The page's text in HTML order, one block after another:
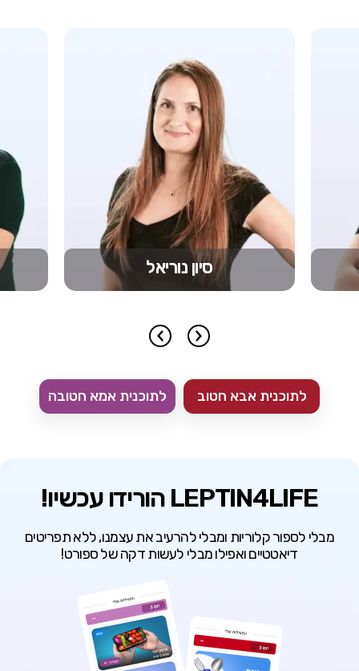
סיון נוריאל
לתוכנית אבא חטוב לתוכנית אמא חטובה
LEPTIN4LIFE הורידו עכשיו!
מבלי לספור קלוריות ומבלי להרעיב את עצמנו, ללא תפריטים
דיאטטיים ואפילו מבלי לעשות דקה של ספורט!